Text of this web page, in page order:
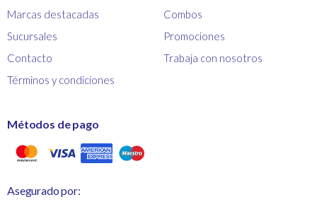
Marcas destacadas
Sucursales
Contacto
Términos y condiciones
Combos
Promociones
Trabaja con nosotros
Métodos de pago
Asegurado por: